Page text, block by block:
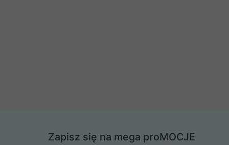
Zapisz się na mega proMOCJE